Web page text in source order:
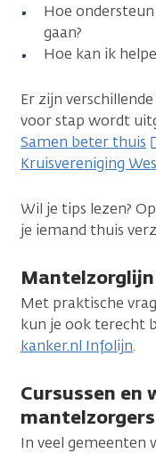
Hoe
gaan?
Hoe kan ik
Er zijn
voor stap wordt
Samen beter thuis
Kruisvereniging
Wil je tips lezen? Op
je iemand thuis
Met praktische
kun je ook terecht
kanker.nl Infolijn.
Cursussen en
mantelzorgers
In veel gemeenten